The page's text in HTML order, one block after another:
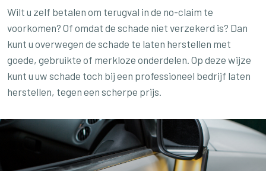
Wilt u zelf betalen om terugval in de no-claim te
voorkomen? Of omdat de schade niet verzekerd is? Dan
kunt u overwegen de schade te laten herstellen met
goede, gebruikte of merkloze onderdelen. Op deze wijze
kunt u uw schade toch bij een professioneel bedrijf laten
herstellen, tegen een scherpe prijs.